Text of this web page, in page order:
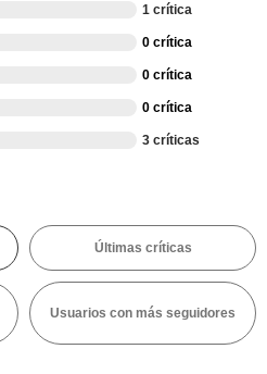
1 crítica
0 crítica
0 crítica
0 crítica
3 críticas
Últimas críticas
Usuarios con más seguidores